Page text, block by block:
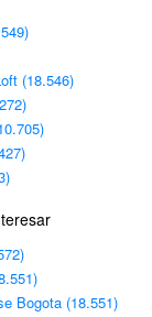
(18.546)
Bogota (18.551)